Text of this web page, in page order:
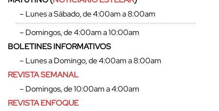
– Lunes a Sábado, de 4:00am a 8:00am
– Domingos, de 4:00am a 10:00am
BOLETINES INFORMATIVOS
– Lunes a Domingo, de 4:00am a 8:00am
REVISTA SEMANAL
– Domingos, de 10:00am a 4:00am
REVISTA ENFOQUE